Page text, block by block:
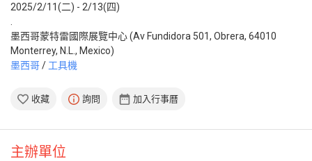
2025/2/11(二) - 2/13(四)
墨西哥蒙特雷國際展覽中心 (Av Fundidora 501, Obrera, 64010
Monterrey, N.L., Mexico)
墨西哥/ 工具機
收藏 詢問 加入行事曆
主辦單位